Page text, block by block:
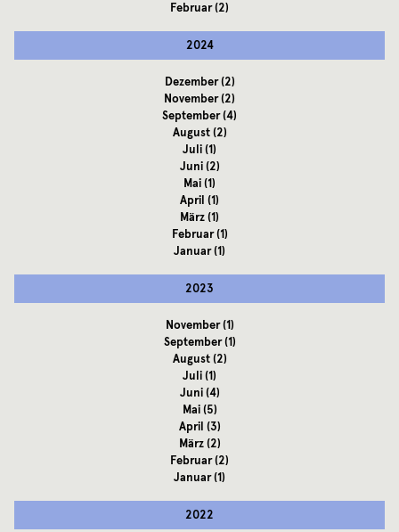
Februar(2)
2024
Dezember(2)
November(2)
September(4)
August(2)
Juli(1)
Juni(2)
Mai(1)
April (1)
März(1)
Februar(1)
Januar(1)
2023
November(1)
September(1)
August(2)
Juli(1)
Juni(4)
Mai(5)
April (3)
März(2)
Februar(2)
Januar(1)
2022